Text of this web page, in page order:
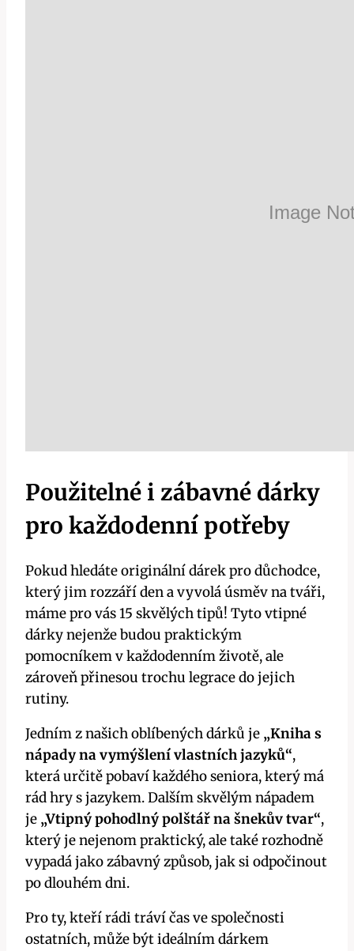
Použitelné i zábavné dárky
pro každodenní potřeby
Pokud hledáte originální dárek pro důchodce,
který jim rozzáří den a vyvolá úsměv na tváři,
máme pro vás 15 skvělých tipů! Tyto vtipné
dárky nejenže budou praktickým
pomocníkem v každodenním životě, ale
zároveň přinesou trochu legrace do jejich
rutiny.
Jedním z našich oblíbených dárků je „Kniha s
nápady na vymýšlení vlastních jazyků“,
která určitě pobaví každého seniora, který má
rád hry s jazykem. Dalším skvělým nápadem
je „Vtipný pohodlný polštář na šnekův tvar“,
který je nejenom praktický, ale také rozhodně
vypadá jako zábavný způsob, jak si odpočinout
po dlouhém dni.
Pro ty, kteří rádi tráví čas ve společnosti
ostatních, může být ideálním dárkem